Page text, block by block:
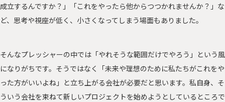
成立するんですか？」「これをやったら他からつつかれませんか？」な
ど、思考や視座が低く、小さくなってしまう場面もありました。
そんなプレッシャーの中では「やれそうな範囲だけでやろう」という風
になりがちです。そうではなく「未来や理想のために私たちがこれをや
った方がいいよね」と立ち上がる会社が必要だと思います。私自身、そ
ういう会社を束ねて新しいプロジェクトを始めようとしているところで